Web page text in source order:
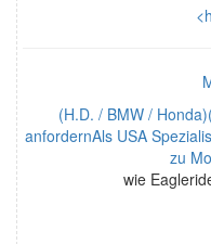
(H.D. / BMW /
anfordernAls USA
zu
wie